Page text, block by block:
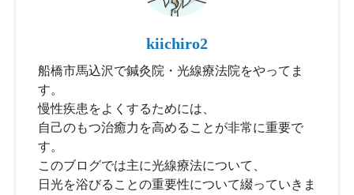
kiichiro2
船橋市馬込沢で鍼灸院・光線療法院をやってま
す。
慢性疾患をよくするためには、
自己のもつ治癒力を高めることが非常に重要で
す。
このブログでは主に光線療法について、
日光を浴びることの重要性について綴っていきま